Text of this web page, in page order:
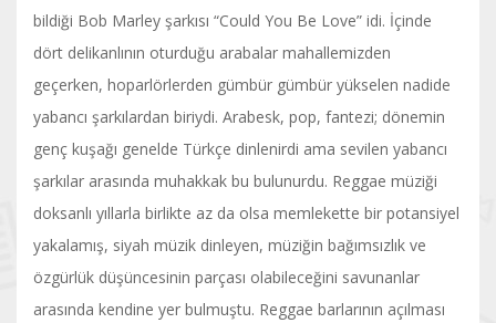
bildiği Bob Marley şarkısı “Could You Be Love” idi. İçinde
dört delikanlının oturduğu arabalar mahallemizden
geçerken, hoparlörlerden gümbür gümbür yükselen nadide
yabancı şarkılardan biriydi. Arabesk, pop, fantezi; dönemin
genç kuşağı genelde Türkçe dinlenirdi ama sevilen yabancı
şarkılar arasında muhakkak bu bulunurdu. Reggae müziği
doksanlı yıllarla birlikte az da olsa memlekette bir potansiyel
yakalamış, siyah müzik dinleyen, müziğin bağımsızlık ve
özgürlük düşüncesinin parçası olabileceğini savunanlar
arasında kendine yer bulmuştu. Reggae barlarının açılması